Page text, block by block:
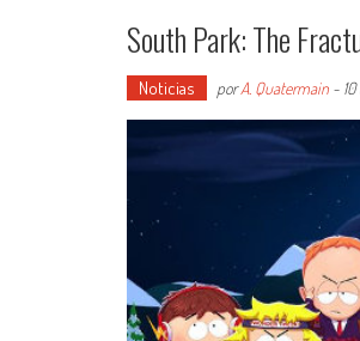
South Park: The
Noticias porA. Quatermain -